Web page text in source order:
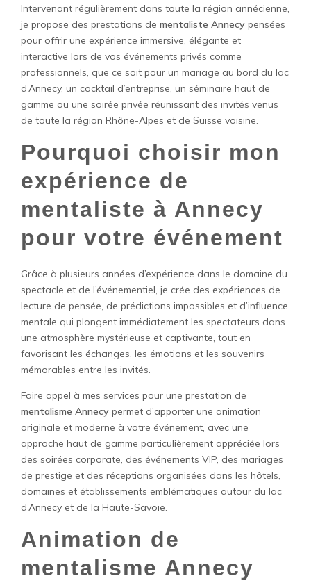
Intervenant régulièrement dans toute la région annécienne,
je propose des prestations de mentaliste Annecy pensées
pour offrir une expérience immersive, élégante et
interactive lors de vos événements privés comme
professionnels, que ce soit pour un mariage au bord du lac
d’Annecy, un cocktail d’entreprise, un séminaire haut de
gamme ou une soirée privée réunissant des invités venus
de toute la région Rhône-Alpes et de Suisse voisine.
Pourquoi choisir mon
expérience de
mentaliste à Annecy
pour votre événement
Grâce à plusieurs années d’expérience dans le domaine du
spectacle et de l’événementiel, je crée des expériences de
lecture de pensée, de prédictions impossibles et d’influence
mentale qui plongent immédiatement les spectateurs dans
une atmosphère mystérieuse et captivante, tout en
favorisant les échanges, les émotions et les souvenirs
mémorables entre les invités.
Faire appel à mes services pour une prestation de
mentalisme Annecy permet d’apporter une animation
originale et moderne à votre événement, avec une
approche haut de gamme particulièrement appréciée lors
des soirées corporate, des événements VIP, des mariages
de prestige et des réceptions organisées dans les hôtels,
domaines et établissements emblématiques autour du lac
d’Annecy et de la Haute-Savoie.
Animation de
mentalisme Annecy